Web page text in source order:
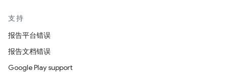
支持
报告平台错误
报告文档错误
Google Play support